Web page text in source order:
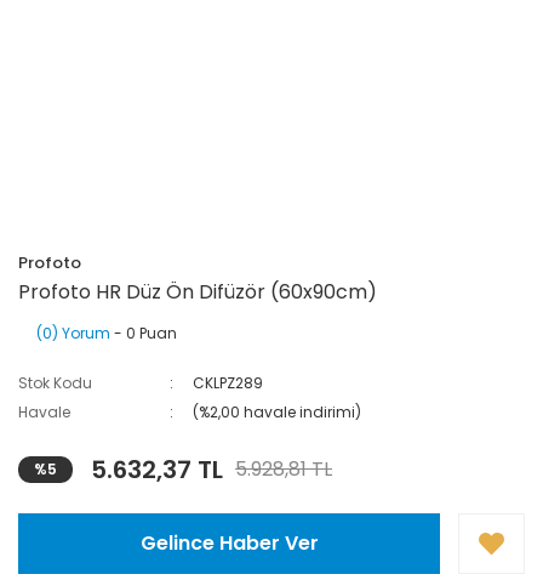
Profoto
Profoto HR Düz Ön Difüzör (60x90cm)
(0) Yorum - 0 Puan
Stok Kodu
CKLPZ289
Havale
(%2,00 havale indirimi)
%5 5.632,37 TL 5.928,81 TL
Gelince Haber Ver